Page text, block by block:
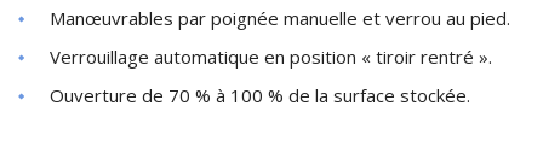
Manœuvrables par poignée manuelle et verrou au pied.
Verrouillage automatique en position « tiroir rentré ».
Ouverture de 70 % à 100 % de la surface stockée.